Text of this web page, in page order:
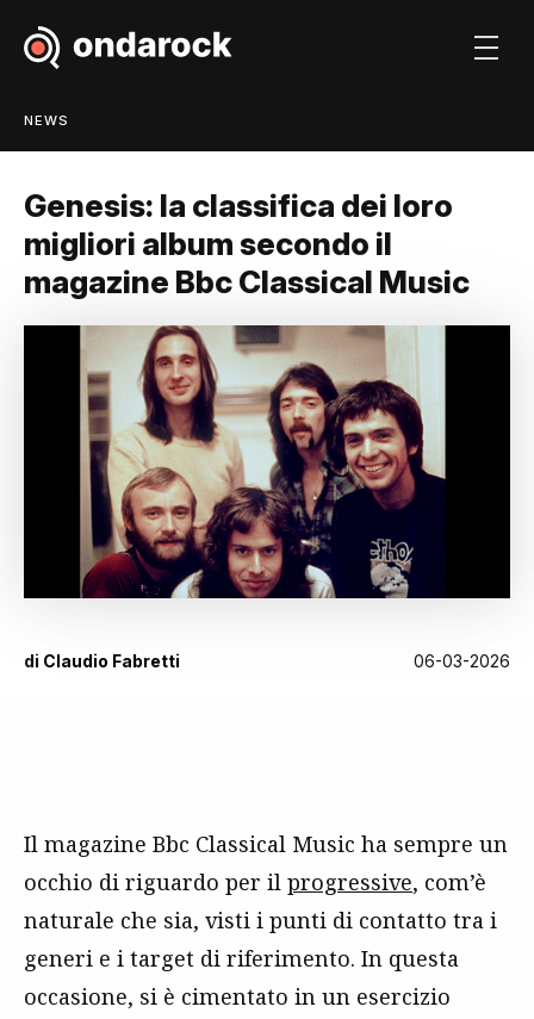
NEWS
Genesis: la classifica dei loro
migliori album secondo il
magazine Bbc Classical Music
di Claudio Fabretti 06-03-2026
Il magazine Bbc Classical Music ha sempre un
occhio di riguardo per il progressive, com’è
naturale che sia, visti i punti di contatto tra i
generi e i target di riferimento. In questa
occasione, si è cimentato in un esercizio